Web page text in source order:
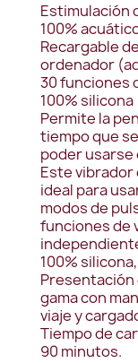
Estimulación
100%
Recargable
ordenador
30 funciones
100% silicona
Permite la
tiempo que
poder usarse
Este vibrador
ideal para
modos de
funciones de
100%
Presentación
gama con
viaje y
Tiempo de
90 minutos.